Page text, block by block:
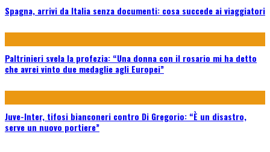
Spagna, arrivi da Italia senza documenti: cosa succede ai viaggiatori
Paltrinieri svela la profezia: “Una donna con il rosario mi ha detto
che avrei vinto due medaglie agli Europei”
Juve-Inter, tifosi bianconeri contro Di Gregorio: “È un disastro,
serve un nuovo portiere”